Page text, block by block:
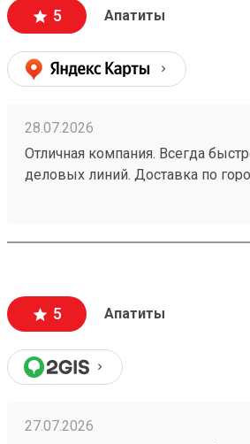
5 Апатиты
28.07.2026
Отличная компания. Всегда
деловых линий. Доставка по
5 Апатиты
27.07.2026